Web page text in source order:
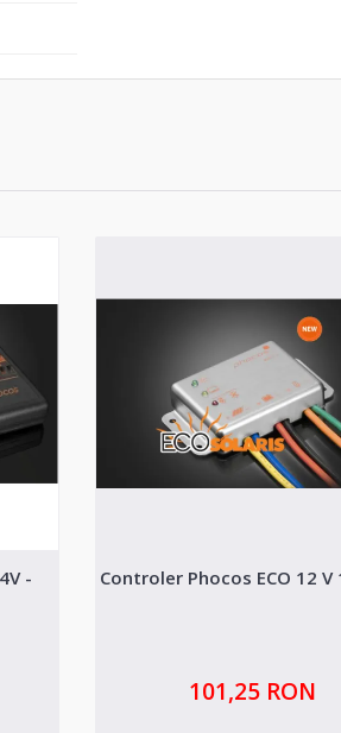
-
Controler Phocos ECO 12 V
101,25 RON